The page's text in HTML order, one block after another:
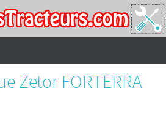
Zetor FORTERRA